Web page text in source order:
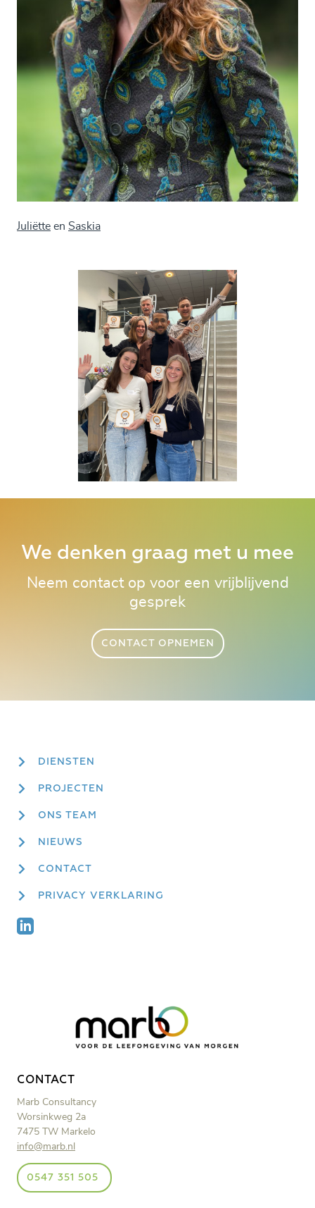
Juliëtte en Saskia
We denken graag met u mee
Neem contact op voor een vrijblijvend
gesprek
CONTACT OPNEMEN
DIENSTEN
PROJECTEN
ONS TEAM
NIEUWS
CONTACT
PRIVACY VERKLARING
CONTACT
Marb Consultancy
Worsinkweg 2a
7475 TW Markelo
info@marb.nl
0547 351 505